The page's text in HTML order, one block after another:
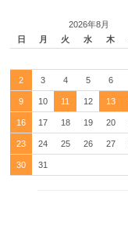
2026年8月
日
月 火 水 木
2 3 4 5 6
9 10 11 12 13
16 17 18 19 20
23 24 25 26 27
30 31